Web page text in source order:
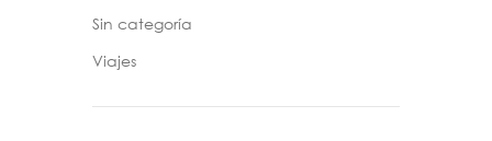
Sin categoría
Viajes